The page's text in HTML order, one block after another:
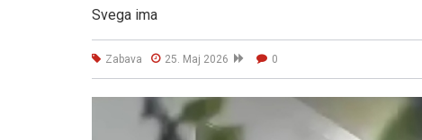
Svega ima
Zabava 25. Maj 2026 0